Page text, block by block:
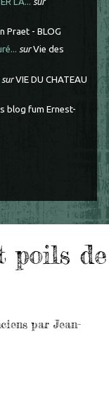
Praet - BLOG
surVie des
surVIE DU CHATEAU
blog fum Ernest-
poils de
par Jean-